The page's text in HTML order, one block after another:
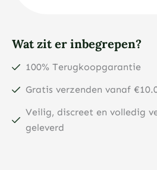
Wat zit er inbegrepen?
100% Terugkoopgarantie
Gratis verzenden vanaf
Veilig, discreet en volledig
geleverd